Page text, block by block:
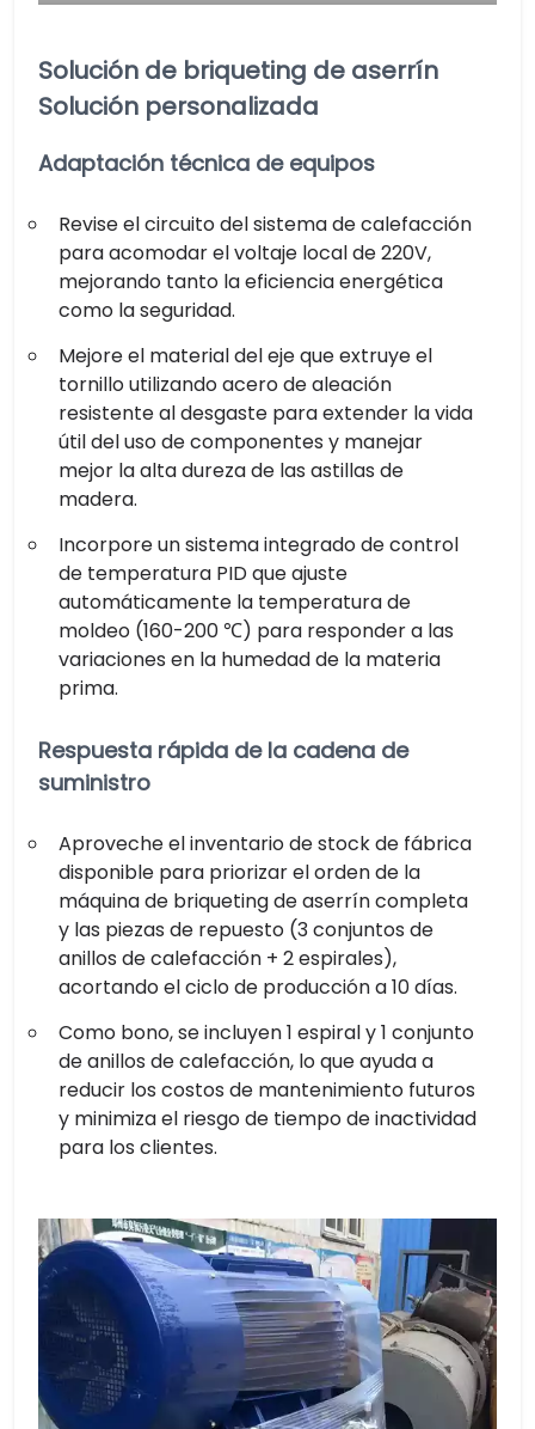
Solución de briqueting de aserrín
Solución personalizada
Adaptación técnica de equipos
Revise el circuito del sistema de calefacción
para acomodar el voltaje local de 220V,
mejorando tanto la eficiencia energética
como la seguridad.
Mejore el material del eje que extruye el
tornillo utilizando acero de aleación
resistente al desgaste para extender la vida
útil del uso de componentes y manejar
mejor la alta dureza de las astillas de
madera.
Incorpore un sistema integrado de control
de temperatura PID que ajuste
automáticamente la temperatura de
moldeo (160-200 ℃) para responder a las
variaciones en la humedad de la materia
prima.
Respuesta rápida de la cadena de
suministro
Aproveche el inventario de stock de fábrica
disponible para priorizar el orden de la
máquina de briqueting de aserrín completa
y las piezas de repuesto (3 conjuntos de
anillos de calefacción + 2 espirales),
acortando el ciclo de producción a 10 días.
Como bono, se incluyen 1 espiral y 1 conjunto
de anillos de calefacción, lo que ayuda a
reducir los costos de mantenimiento futuros
y minimiza el riesgo de tiempo de inactividad
para los clientes.